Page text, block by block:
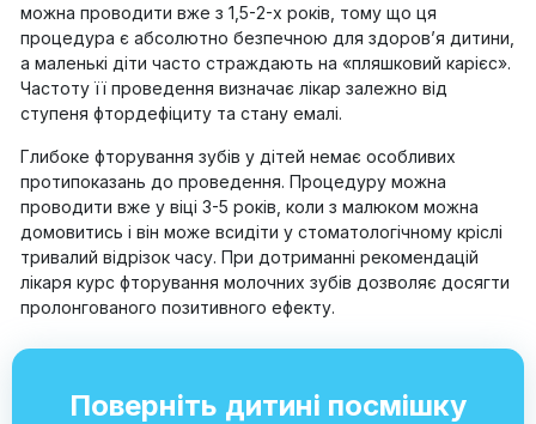
можна проводити вже з 1,5-2-х років, тому що ця
процедура є абсолютно безпечною для здоров’я дитини,
а маленькі діти часто страждають на «пляшковий карієс».
Частоту її проведення визначає лікар залежно від
ступеня фтордефіциту та стану емалі.
Глибоке фторування зубів у дітей немає особливих
протипоказань до проведення. Процедуру можна
проводити вже у віці 3-5 років, коли з малюком можна
домовитись і він може всидіти у стоматологічному кріслі
тривалий відрізок часу. При дотриманні рекомендацій
лікаря курс фторування молочних зубів дозволяє досягти
пролонгованого позитивного ефекту.
Поверніть дитині посмішку